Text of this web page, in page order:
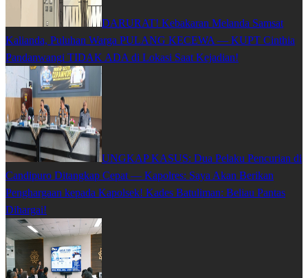
DARURAT! Kebakaran Melanda Samsat
Kalianda, Puluhan Warga PULANG KECEWA — KUPT Cinthia
Pandanwangi TIDAK ADA di Lokasi Saat Kejadian!
UNGKAP KASUS: Dua Pelaku Pencurian di
Candipuro Ditangkap Cepat — Kapolres: Saya Akan Berikan
Penghargaan kepada Kapolsek! Kades Batuliman: Beliau Pantas
Dihargai!